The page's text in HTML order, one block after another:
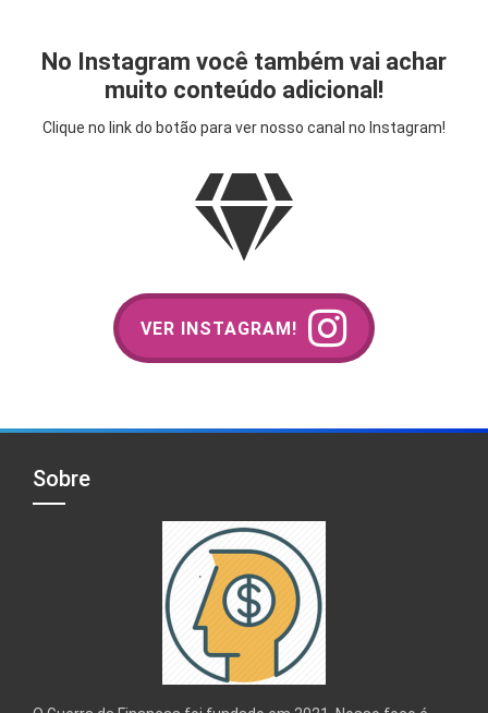
No Instagram você também vai achar
muito conteúdo adicional!
Clique no link do botão para ver nosso canal no Instagram!
VER INSTAGRAM!
Sobre